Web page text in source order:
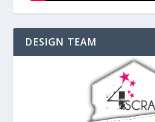
DESIGN TEAM